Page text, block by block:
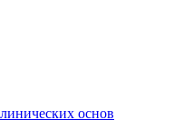
основ